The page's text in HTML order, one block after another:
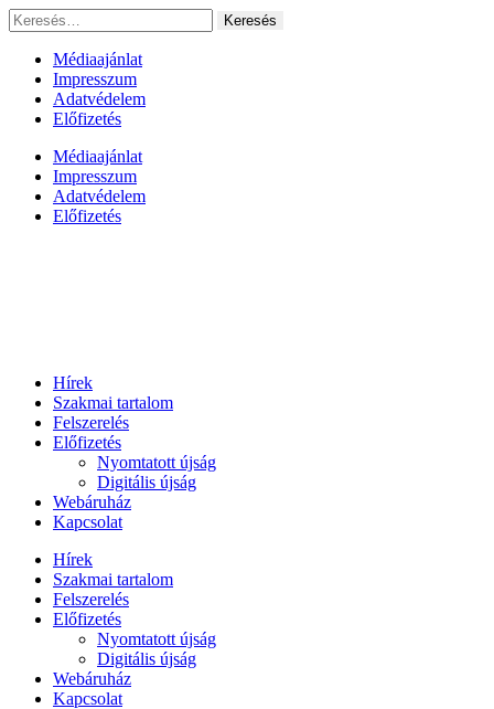
Ugrás
a
tartalomhoz
Keresés:
Médiaajánlat
Impresszum
Adatvédelem
Előfizetés
Médiaajánlat
Impresszum
Adatvédelem
Előfizetés
Hírek
Szakmai tartalom
Felszerelés
Előfizetés
Nyomtatott újság
Digitális újság
Webáruház
Kapcsolat
Hírek
Szakmai tartalom
Felszerelés
Előfizetés
Nyomtatott újság
Digitális újság
Webáruház
Kapcsolat